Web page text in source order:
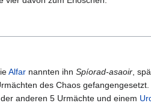
Alfar nannten ihn Spíorad-asaoir ,
des Chaos
, der anderen 5 Urmächte und einem